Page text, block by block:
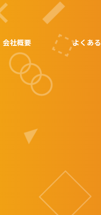
会社概要 よくあ